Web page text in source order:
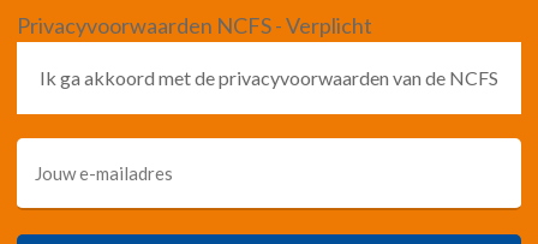
Privacyvoorwaarden NCFS - Verplicht
Ik ga akkoord met de privacyvoorwaarden van de NCFS